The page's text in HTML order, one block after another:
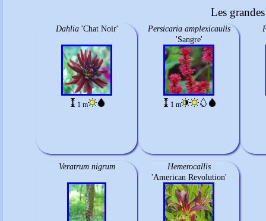
Les
Dahlia 'Chat Noir'
1 m
Persicaria amplexicaulis
'Sangre'
1 m
Veratrum nigrum
Hemerocallis
'American Revolution'